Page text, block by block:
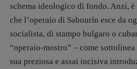
presente
Fumetti
Libro & Film
Pulp for kids
Opera prima
schema ideologico di fondo. Anzi,
che l’operaio di Sabourín esce da
socialista, di stampo bulgaro o
“operaio-mostro” – come
sua preziosa e assai incisiva